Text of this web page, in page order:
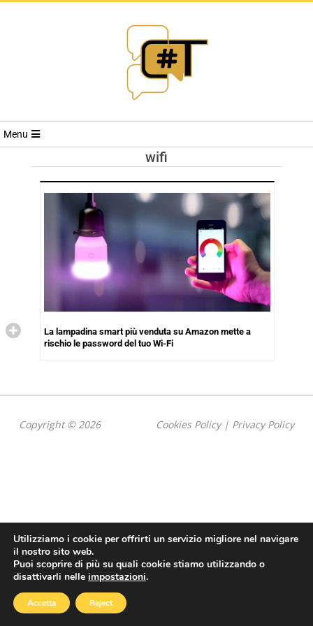
RIVISTA
TRENDS
Menu
wifi
La lampadina smart più venduta su Amazon mette a
rischio le password del tuo Wi-Fi
Copyright © 2026 Cookies Policy| Privacy Policy
Utilizziamo i cookie per offrirti un servizio migliore nel navigare
il nostro sito web.
Puoi scoprire di più su quali cookie stiamo utilizzando o
disattivarli nelle impostazioni.
Accetta Reject